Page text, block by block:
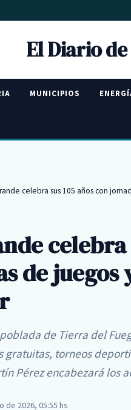
El Diario
MUNICIPIOS
celebra sus 105 años con
celebra
de
de Tierra del
gratuitas, torneos
Pérez encabezará los
de 2026, 05:55 hs